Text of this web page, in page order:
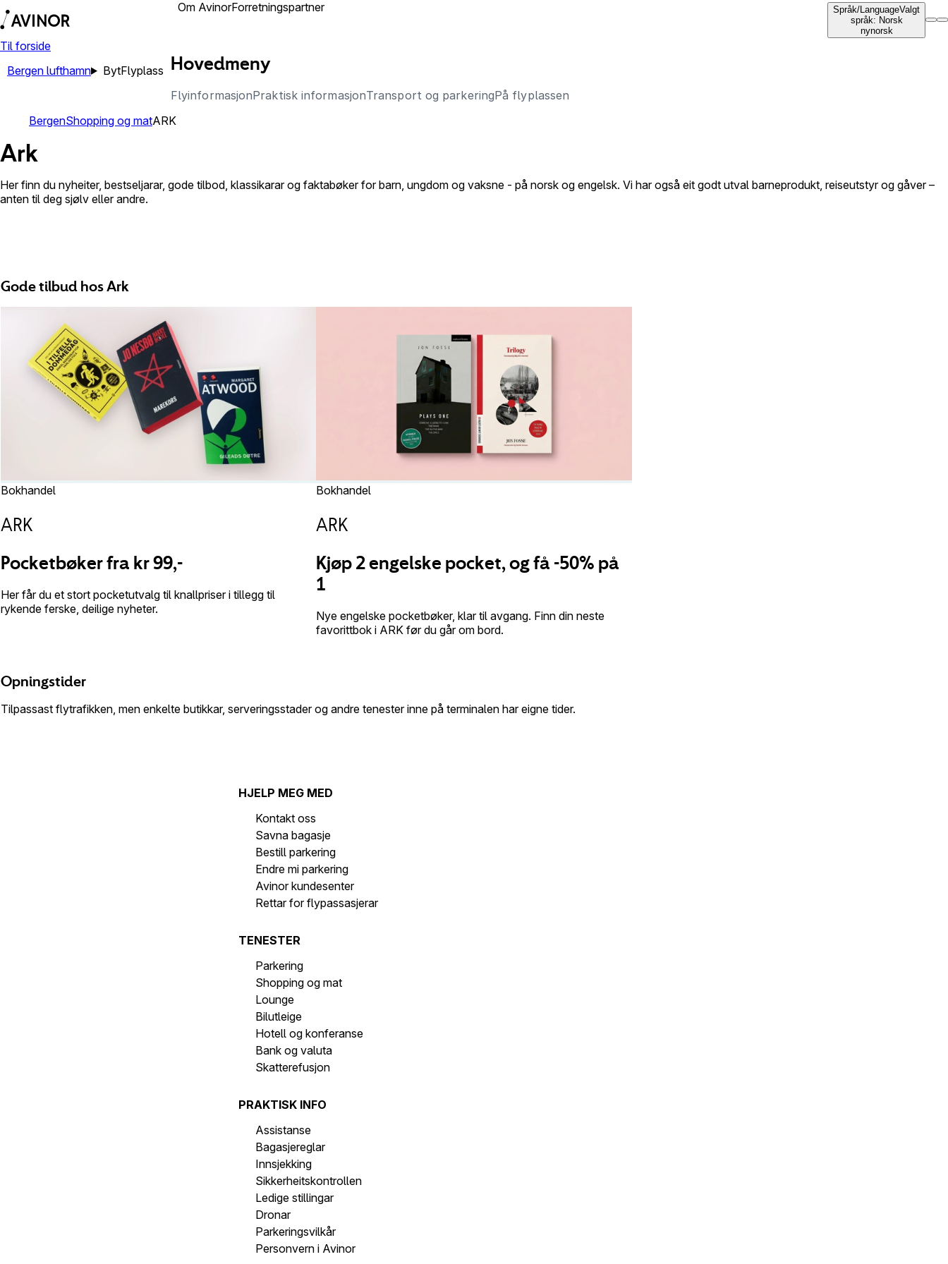
Til forside
Om AvinorForretningspartner
Bergen lufthamn BytFlyplass Hovedmeny
FlyinformasjonPraktisk informasjonTransport og parkeringPå flyplassen
Språk/LanguageValgt
språk: Norsk
nynorsk
BergenShopping og matARK
Ark
Her finn du nyheiter, bestseljarar, gode tilbod, klassikarar og faktabøker for barn, ungdom og vaksne - på norsk og engelsk. Vi har også eit godt utval barneprodukt, reiseutstyr og gåver –
anten til deg sjølv eller andre.
Gode tilbud hos Ark
Bokhandel
ARK
Pocketbøker fra kr 99,-
Her får du et stort pocketutvalg til knallpriser i tillegg til
rykende ferske, deilige nyheter.
Bokhandel
ARK
Kjøp 2 engelske pocket, og få -50% på
1
Nye engelske pocketbøker, klar til avgang. Finn din neste
favorittbok i ARK før du går om bord.
Opningstider
Tilpassast flytrafikken, men enkelte butikkar, serveringsstader og andre tenester inne på terminalen har eigne tider.
HJELP MEG MED
Kontakt oss
Savna bagasje
Bestill parkering
Endre mi parkering
Avinor kundesenter
Rettar for flypassasjerar
TENESTER
Parkering
Shopping og mat
Lounge
Bilutleige
Hotell og konferanse
Bank og valuta
Skatterefusjon
PRAKTISK INFO
Assistanse
Bagasjereglar
Innsjekking
Sikkerheitskontrollen
Ledige stillingar
Dronar
Parkeringsvilkår
Personvern i Avinor